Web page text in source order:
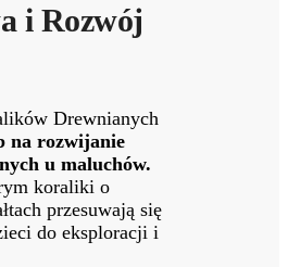
i Rozwój
Drewnianych
na rozwijanie
u maluchów.
koraliki o
przesuwają się
do eksploracji i